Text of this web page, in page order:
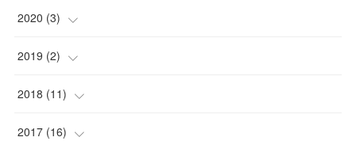
2020 (3)
(1
( 1)
(1)
2019 (2)
( 1)
(1)
2018 (11)
(2)
2017 (16)